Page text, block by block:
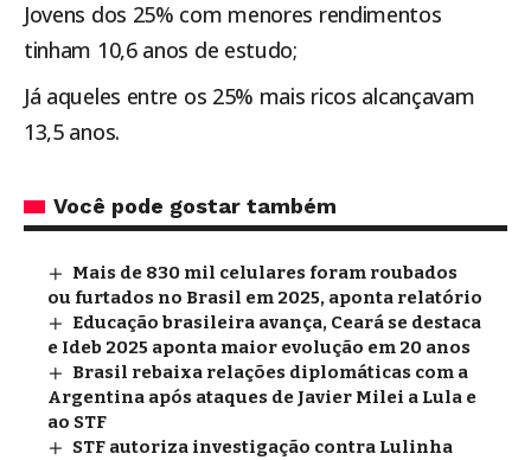
Jovens dos 25% com menores rendimentos
tinham 10,6 anos de estudo;
Já aqueles entre os 25% mais ricos alcançavam
13,5 anos.
Você pode gostar também
Mais de 830 mil celulares foram roubados
ou furtados no Brasil em 2025, aponta relatório
Educação brasileira avança, Ceará se destaca
e Ideb 2025 aponta maior evolução em 20 anos
Brasil rebaixa relações diplomáticas com a
Argentina após ataques de Javier Milei a Lula e
ao STF
STF autoriza investigação contra Lulinha